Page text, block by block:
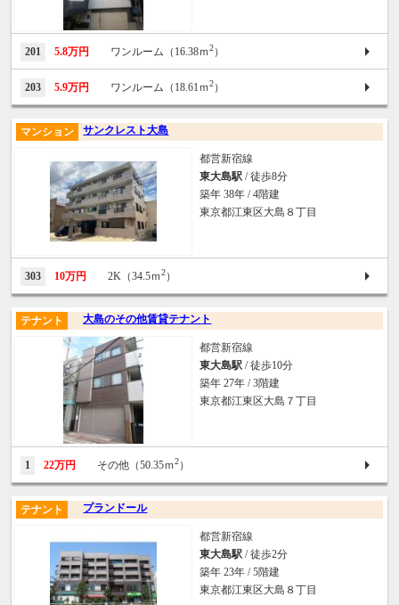
201 5.8万円 ワンルーム（16.38ｍ2）
203 5.9万円 ワンルーム（18.61ｍ2）
サンクレスト大島
マンション
都営新宿線
東大島駅 / 徒歩8分
築年 38年 / 4階建
東京都江東区大島８丁目
303 10万円 2K（34.5ｍ2）
大島のその他賃貸テナント
テナント
都営新宿線
東大島駅 / 徒歩10分
築年 27年 / 3階建
東京都江東区大島７丁目
1 22万円 その他（50.35ｍ2）
プランドール
テナント
都営新宿線
東大島駅 / 徒歩2分
築年 23年 / 5階建
東京都江東区大島８丁目